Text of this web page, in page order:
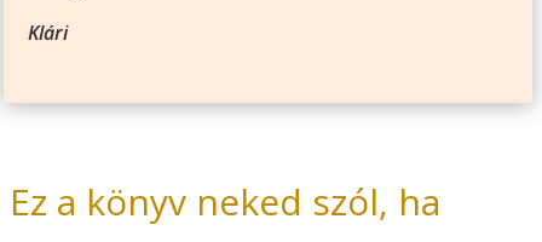
Klári
Ez a könyv neked szól, ha